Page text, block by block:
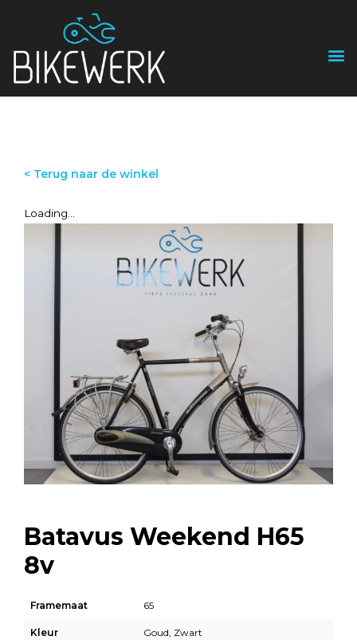
< Terug naar de winkel
Loading...
Batavus Weekend H65
8v
Framemaat 65
Kleur Goud, Zwart